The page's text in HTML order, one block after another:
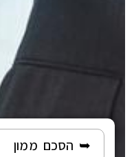
➥ הסכם ממון